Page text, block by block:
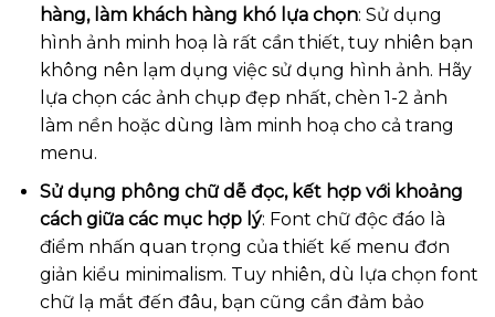
hàng, làm khách hàng khó lựa chọn: Sử dụng
hình ảnh minh hoạ là rất cần thiết, tuy nhiên bạn
không nên lạm dụng việc sử dụng hình ảnh. Hãy
lựa chọn các ảnh chụp đẹp nhất, chèn 1-2 ảnh
làm nền hoặc dùng làm minh hoạ cho cả trang
menu.
Sử dụng phông chữ dễ đọc, kết hợp với khoảng
cách giữa các mục hợp lý: Font chữ độc đáo là
điểm nhấn quan trọng của thiết kế menu đơn
giản kiểu minimalism. Tuy nhiên, dù lựa chọn font
chữ lạ mắt đến đâu, bạn cũng cần đảm bảo